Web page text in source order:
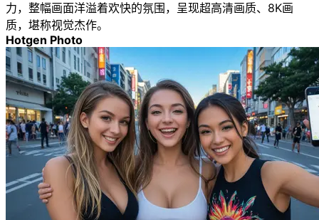
力，整幅画面洋溢着欢快的氛围，呈现超高清画质、8K画
质，堪称视觉杰作。
Hotgen Photo